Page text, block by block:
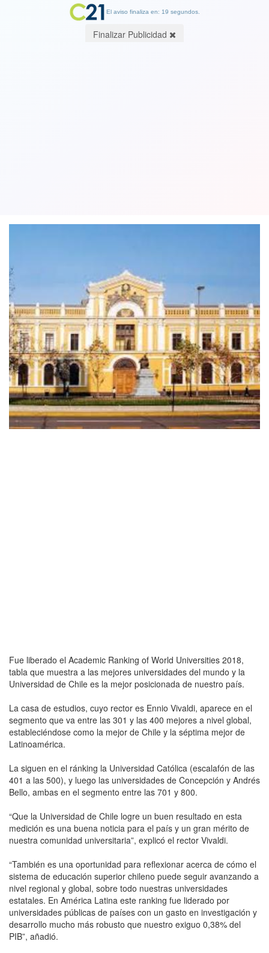
Fue liberado el Academic Ranking of World Universities 2018,
tabla que muestra a las mejores universidades del mundo y la
Universidad de Chile es la mejor posicionada de nuestro país.
La casa de estudios, cuyo rector es Ennio Vivaldi, aparece en el
segmento que va entre las 301 y las 400 mejores a nivel global,
estableciéndose como la mejor de Chile y la séptima mejor de
Latinoamérica.
La siguen en el ránking la Universidad Católica (escalafón de las
401 a las 500), y luego las universidades de Concepción y Andrés
Bello, ambas en el segmento entre las 701 y 800.
“Que la Universidad de Chile logre un buen resultado en esta
medición es una buena noticia para el país y un gran mérito de
nuestra comunidad universitaria”, explicó el rector Vivaldi.
“También es una oportunidad para reflexionar acerca de cómo el
sistema de educación superior chileno puede seguir avanzando a
nivel regional y global, sobre todo nuestras universidades
estatales. En América Latina este ranking fue liderado por
universidades públicas de países con un gasto en investigación y
desarrollo mucho más robusto que nuestro exiguo 0,38% del
PIB”, añadió.
El aviso finaliza en: 19 segundos.
Finalizar Publicidad